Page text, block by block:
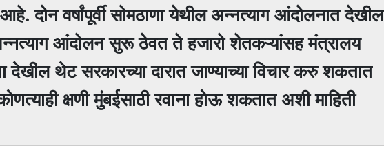
दोन वर्षांपूर्वी सोमठाणा येथील अन्नत्याग आंदोलनात देखील
अन्नत्याग आंदोलन सुरू ठेवत ते हजारो शेतकऱ्यांसह मंत्रालय
थेट सरकारच्या दारात जाण्याच्या विचार करु शकतात
क्षणी मुंबईसाठी रवाना होऊ शकतात अशी माहिती